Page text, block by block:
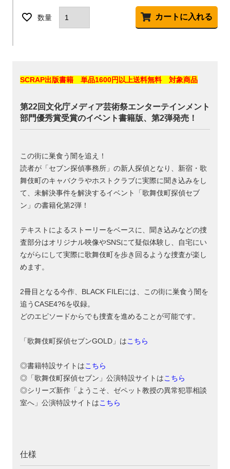
カートに入れる
SCRAP出版書籍 単品1600円以上送料無料 対象商品
第22回文化庁メディア芸術祭エンターテインメント
部門優秀賞受賞のイベント書籍版、第2弾発売！
この街に巣食う闇を追え！
読者が「セブン探偵事務所」の新人探偵となり、新宿・歌
舞伎町のキャバクラやホストクラブに実際に聞き込みをし
て、未解決事件を解決するイベント「歌舞伎町探偵セブ
ン」の書籍化第2弾！
テキストによるストーリーをベースに、聞き込みなどの捜
査部分はオリジナル映像やSNSにて疑似体験し、自宅にい
ながらにして実際に歌舞伎町を歩き回るような捜査が楽し
めます。
2冊目となる今作、BLACK FILEには、この街に巣食う闇を
追うCASE4?6を収録。
どのエピソードからでも捜査を進めることが可能です。
「歌舞伎町探偵セブンGOLD」はこちら
◎書籍特設サイトはこちら
◎「歌舞伎町探偵セブン」公演特設サイトはこちら
◎シリーズ新作「ようこそ、ゼペット教授の異常犯罪相談
室へ」公演特設サイトはこちら
仕様